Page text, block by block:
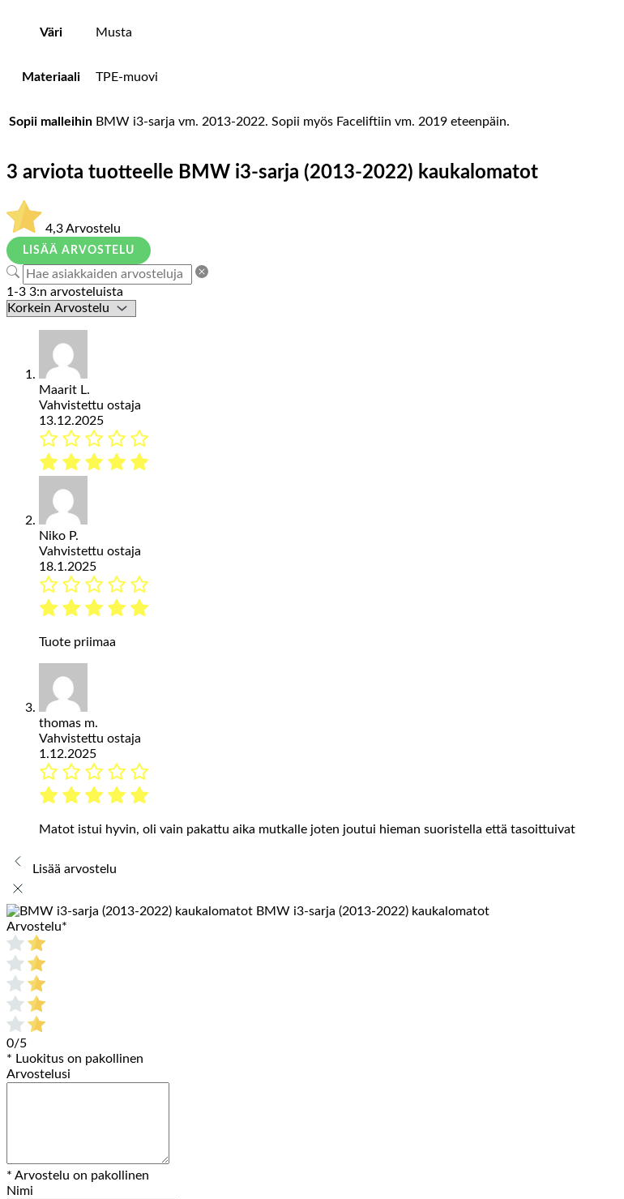
Väri Musta
Materiaali TPE-muovi
Sopii malleihin BMW i3-sarja vm. 2013-2022. Sopii myös Faceliftiin vm. 2019 eteenpäin.
3 arviota tuotteelle BMW i3-sarja (2013-2022) kaukalomatot
4,3Arvostelu
LISÄÄ ARVOSTELU
1-3 3:n arvosteluista
Maarit L.
Vahvistettu ostaja
13.12.2025
Niko P.
Vahvistettu ostaja
18.1.2025
Tuote priimaa
thomas m.
Vahvistettu ostaja
1.12.2025
Matot istui hyvin, oli vain pakattu aika mutkalle joten joutui hieman suoristella että tasoittuivat
Lisää arvostelu
BMW i3-sarja (2013-2022) kaukalomatot
Arvostelu*
0/5
* Luokitus on pakollinen
Arvostelusi
* Arvostelu on pakollinen
Nimi